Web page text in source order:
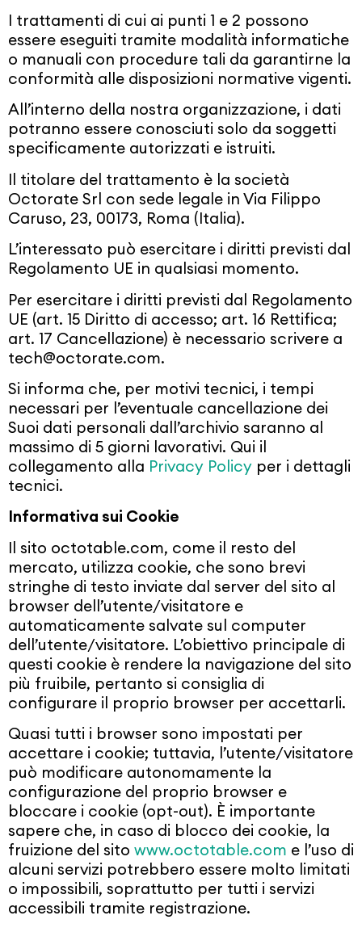
I trattamenti di cui ai punti 1 e 2 possono
essere eseguiti tramite modalità informatiche
o manuali con procedure tali da garantirne la
conformità alle disposizioni normative vigenti.
All’interno della nostra organizzazione, i dati
potranno essere conosciuti solo da soggetti
specificamente autorizzati e istruiti.
Il titolare del trattamento è la società
Octorate Srl con sede legale in Via Filippo
Caruso, 23, 00173, Roma (Italia).
L’interessato può esercitare i diritti previsti dal
Regolamento UE in qualsiasi momento.
Per esercitare i diritti previsti dal Regolamento
UE (art. 15 Diritto di accesso; art. 16 Rettifica;
art. 17 Cancellazione) è necessario scrivere a
tech@octorate.com.
Si informa che, per motivi tecnici, i tempi
necessari per l’eventuale cancellazione dei
Suoi dati personali dall’archivio saranno al
massimo di 5 giorni lavorativi. Qui il
collegamento alla Privacy Policy per i dettagli
tecnici.
Informativa sui Cookie
Il sito octotable.com, come il resto del
mercato, utilizza cookie, che sono brevi
stringhe di testo inviate dal server del sito al
browser dell’utente/visitatore e
automaticamente salvate sul computer
dell’utente/visitatore. L’obiettivo principale di
questi cookie è rendere la navigazione del sito
più fruibile, pertanto si consiglia di
configurare il proprio browser per accettarli.
Quasi tutti i browser sono impostati per
accettare i cookie; tuttavia, l’utente/visitatore
può modificare autonomamente la
configurazione del proprio browser e
bloccare i cookie (opt-out). È importante
sapere che, in caso di blocco dei cookie, la
fruizione del sito www.octotable.com e l’uso di
alcuni servizi potrebbero essere molto limitati
o impossibili, soprattutto per tutti i servizi
accessibili tramite registrazione.